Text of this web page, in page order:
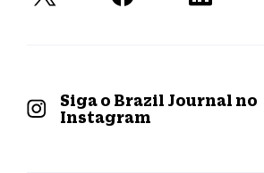
Siga o Brazil Journal no
Instagram